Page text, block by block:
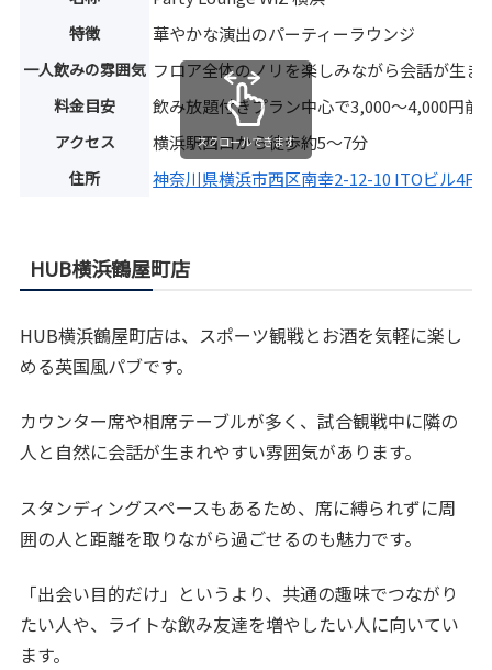
特徴 華やかな演出のパーティーラウンジ
一人飲みの雰囲気 フロア全体のノリを楽しみながら会話が生ま
料金目安 飲み放題付きプラン中心で3,000〜4,000円前
アクセス 横浜駅西口から徒歩約5〜7分
住所 神奈川県横浜市西区南幸2-12-10 ITOビル4F
スクロールできます
HUB横浜鶴屋町店
HUB横浜鶴屋町店は、スポーツ観戦とお酒を気軽に楽し
める英国風パブです。
カウンター席や相席テーブルが多く、試合観戦中に隣の
人と自然に会話が生まれやすい雰囲気があります。
スタンディングスペースもあるため、席に縛られずに周
囲の人と距離を取りながら過ごせるのも魅力です。
「出会い目的だけ」というより、共通の趣味でつながり
たい人や、ライトな飲み友達を増やしたい人に向いてい
ます。